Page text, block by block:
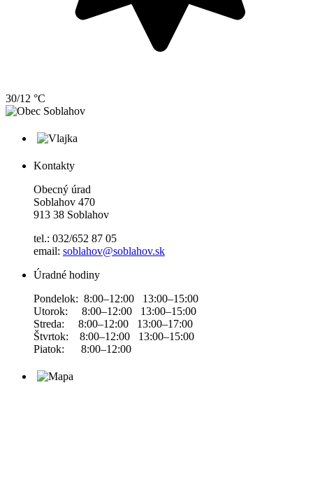
30/12 °C
Kontakty
Obecný úrad
Soblahov 470
913 38 Soblahov
tel.: 032/652 87 05
email: soblahov@soblahov.sk
Úradné hodiny
Pondelok: 8:00–12:00 13:00–15:00
Utorok: 8:00–12:00 13:00–15:00
Streda: 8:00–12:00 13:00–17:00
Štvrtok: 8:00–12:00 13:00–15:00
Piatok: 8:00–12:00